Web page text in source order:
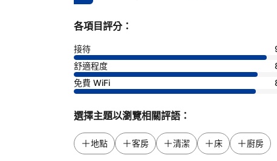
各項目評分：
接待
舒適程度
免費 WiFi
選擇主題以瀏覽相關評語：
地點 客房 清潔 床 廚房